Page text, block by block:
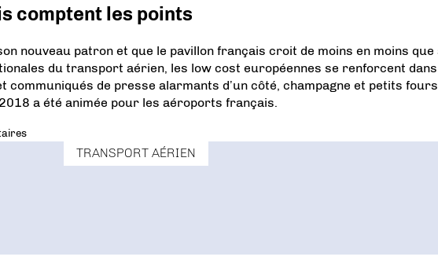
comptent les points
nouveau patron et que le pavillon français croit de moins en moins que
du transport aérien, les low cost européennes se renforcent dans
communiqués de presse alarmants d’un côté, champagne et petits
a été animée pour les aéroports français.
TRANSPORT AÉRIEN